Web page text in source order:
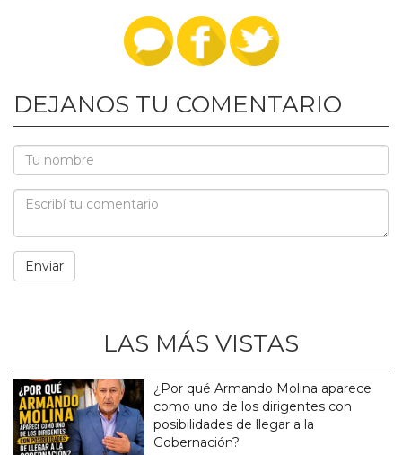
DEJANOS TU COMENTARIO
LAS MÁS VISTAS
¿Por qué Armando Molina aparece
como uno de los dirigentes con
posibilidades de llegar a la
Gobernación?